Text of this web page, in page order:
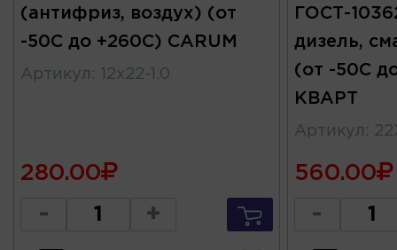
(антифриз, воздух) (от
-50С до +260С) CARUM
Артикул : 12x22-1.0
280.00
- +
ГОСТ-
дизель,
(от -50С
КВАРТ
Артикул :
560.00
-